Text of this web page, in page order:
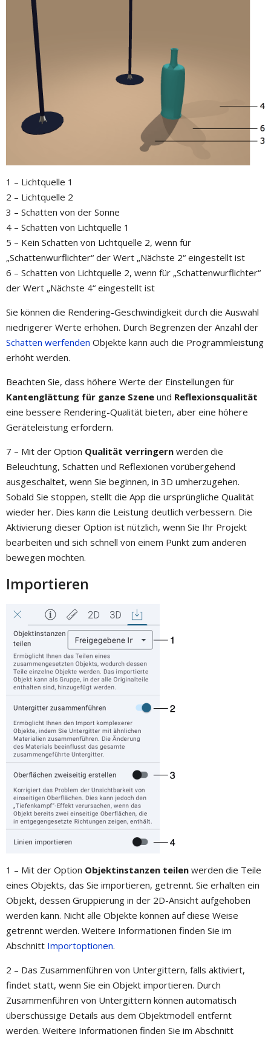
1 – Lichtquelle 1
2 – Lichtquelle 2
3 – Schatten von der Sonne
4 – Schatten von Lichtquelle 1
5 – Kein Schatten von Lichtquelle 2, wenn für
„Schattenwurflichter“ der Wert „Nächste 2“ eingestellt ist
6 – Schatten von Lichtquelle 2, wenn für „Schattenwurflichter“
der Wert „Nächste 4“ eingestellt ist
Sie können die Rendering-Geschwindigkeit durch die Auswahl
niedrigerer Werte erhöhen. Durch Begrenzen der Anzahl der
Schatten werfenden Objekte kann auch die Programmleistung
erhöht werden.
Beachten Sie, dass höhere Werte der Einstellungen für
Kantenglättung für ganze Szene und Reflexionsqualität
eine bessere Rendering-Qualität bieten, aber eine höhere
Geräteleistung erfordern.
7 – Mit der Option Qualität verringern werden die
Beleuchtung, Schatten und Reflexionen vorübergehend
ausgeschaltet, wenn Sie beginnen, in 3D umherzugehen.
Sobald Sie stoppen, stellt die App die ursprüngliche Qualität
wieder her. Dies kann die Leistung deutlich verbessern. Die
Aktivierung dieser Option ist nützlich, wenn Sie Ihr Projekt
bearbeiten und sich schnell von einem Punkt zum anderen
bewegen möchten.
Importieren
1 – Mit der Option Objektinstanzen teilen werden die Teile
eines Objekts, das Sie importieren, getrennt. Sie erhalten ein
Objekt, dessen Gruppierung in der 2D-Ansicht aufgehoben
werden kann. Nicht alle Objekte können auf diese Weise
getrennt werden. Weitere Informationen finden Sie im
Abschnitt Importoptionen.
2 – Das Zusammenführen von Untergittern, falls aktiviert,
findet statt, wenn Sie ein Objekt importieren. Durch
Zusammenführen von Untergittern können automatisch
überschüssige Details aus dem Objektmodell entfernt
werden. Weitere Informationen finden Sie im Abschnitt